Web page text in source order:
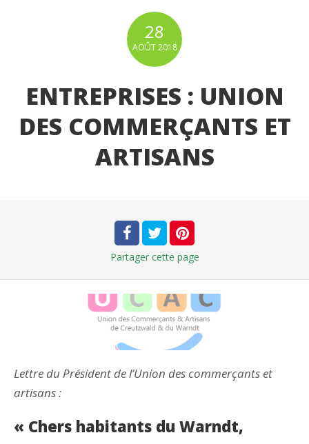
28
AOÛT2018
ENTREPRISES : UNION
DES COMMERÇANTS ET
ARTISANS
Partager cette page
Lettre du Président de l’Union des commerçants et
artisans :
« Chers habitants du Warndt,